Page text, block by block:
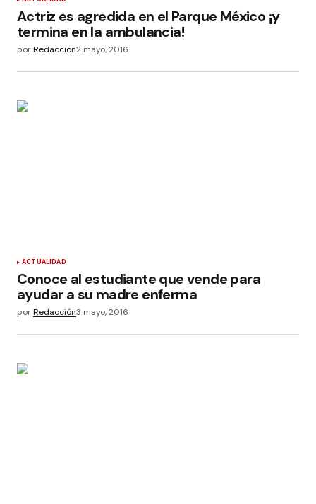
Actriz es agredida en el Parque México ¡y
termina en la ambulancia!
porRedacción2 mayo, 2016
ACTUALIDAD
Conoce al estudiante que vende para
ayudar a su madre enferma
porRedacción3 mayo, 2016